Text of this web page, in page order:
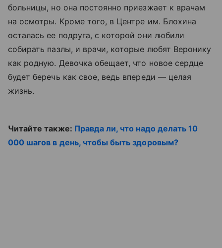
больницы, но она постоянно приезжает к врачам
на осмотры. Кроме того, в Центре им. Блохина
осталась ее подруга, с которой они любили
собирать пазлы, и врачи, которые любят Веронику
как родную. Девочка обещает, что новое сердце
будет беречь как свое, ведь впереди — целая
жизнь.
Читайте также: Правда ли, что надо делать 10
000 шагов в день, чтобы быть здоровым?